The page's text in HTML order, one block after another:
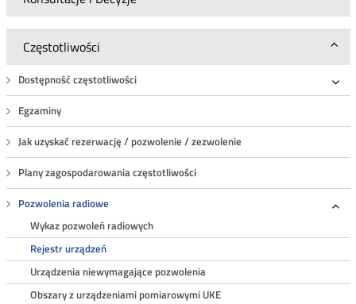
Częstotliwości
Dostępność częstotliwości
Egzaminy
Jak uzyskać rezerwację / pozwolenie / zezwolenie
Plany zagospodarowania częstotliwości
Pozwolenia radiowe
Wykaz pozwoleń radiowych
Rejestr urządzeń
Urządzenia niewymagające pozwolenia
Obszary z urządzeniami pomiarowymi UKE